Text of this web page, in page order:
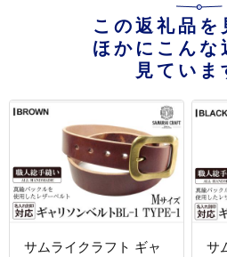
この返礼品を
ほかにこんな
見ていま
サムライクラフト ギャ
サ